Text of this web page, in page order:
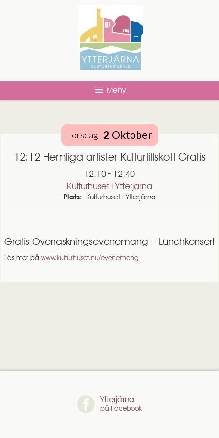
Meny
Torsdag 2 Oktober
12:12 Hemliga artister Kulturtillskott Gratis
12:10- 12:40
Kulturhuset i Ytterjärna
Plats: Kulturhuset i Ytterjärna
Gratis Överraskningsevenemang – Lunchkonsert
Läs mer på www.kulturhuset.nu/evenemang
Ytterjärna
på Facebook